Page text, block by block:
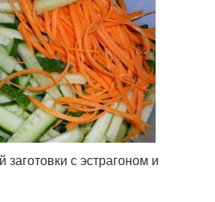
с эстрагоном и